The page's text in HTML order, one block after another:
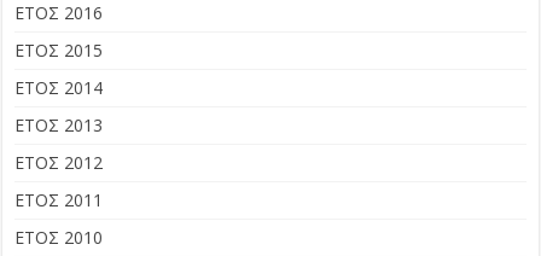
ΕΤΟΣ 2016
ΕΤΟΣ 2015
ΕΤΟΣ 2014
ΕΤΟΣ 2013
ΕΤΟΣ 2012
ΕΤΟΣ 2011
ΕΤΟΣ 2010